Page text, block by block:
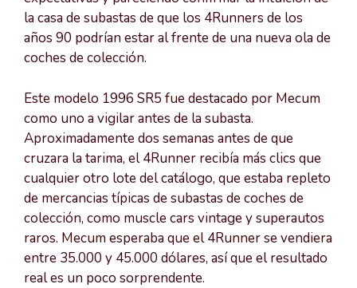
la casa de subastas de que los 4Runners de los
años 90 podrían estar al frente de una nueva ola de
coches de colección.
Este modelo 1996 SR5 fue destacado por Mecum
como uno a vigilar antes de la subasta.
Aproximadamente dos semanas antes de que
cruzara la tarima, el 4Runner recibía más clics que
cualquier otro lote del catálogo, que estaba repleto
de mercancias típicas de subastas de coches de
colección, como muscle cars vintage y superautos
raros. Mecum esperaba que el 4Runner se vendiera
entre 35.000 y 45.000 dólares, así que el resultado
real es un poco sorprendente.